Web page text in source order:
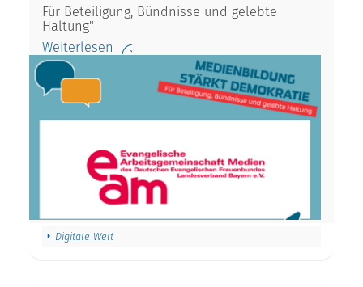
Für Beteiligung, Bündnisse und gelebte
Haltung"
Weiterlesen